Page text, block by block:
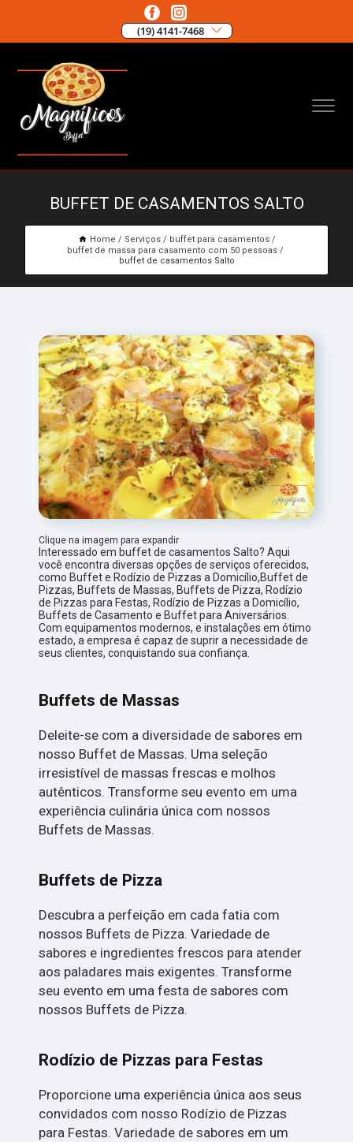
(19) 4141-7468
BUFFET DE CASAMENTOS SALTO
Home Serviços
buffet para casamentos
buffet de massa para casamento com 50 pessoas
buffet de casamentos Salto
Clique na imagem para expandir
Interessado em buffet de casamentos Salto? Aqui
você encontra diversas opções de serviços oferecidos,
como Buffet e Rodízio de Pizzas a Domicílio,Buffet de
Pizzas, Buffets de Massas, Buffets de Pizza, Rodízio
de Pizzas para Festas, Rodízio de Pizzas a Domicílio,
Buffets de Casamento e Buffet para Aniversários.
Com equipamentos modernos, e instalações em ótimo
estado, a empresa é capaz de suprir a necessidade de
seus clientes, conquistando sua confiança.
Buffets de Massas
Deleite-se com a diversidade de sabores em
nosso Buffet de Massas. Uma seleção
irresistível de massas frescas e molhos
autênticos. Transforme seu evento em uma
experiência culinária única com nossos
Buffets de Massas.
Buffets de Pizza
Descubra a perfeição em cada fatia com
nossos Buffets de Pizza. Variedade de
sabores e ingredientes frescos para atender
aos paladares mais exigentes. Transforme
seu evento em uma festa de sabores com
nossos Buffets de Pizza.
Rodízio de Pizzas para Festas
Proporcione uma experiência única aos seus
convidados com nosso Rodízio de Pizzas
para Festas. Variedade de sabores em um